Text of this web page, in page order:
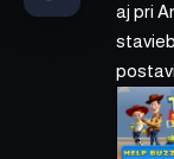
aj pri